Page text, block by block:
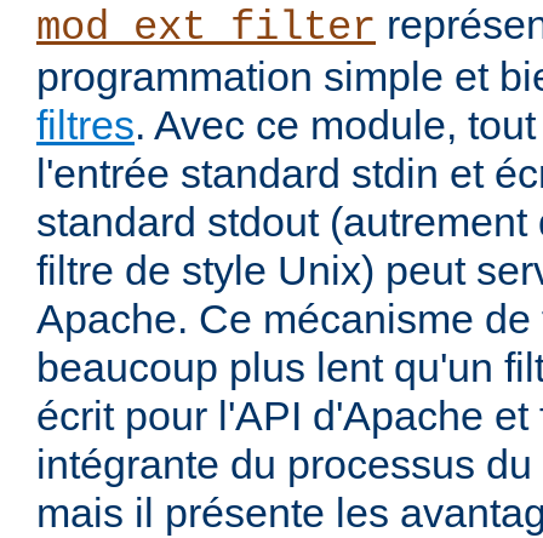
mod_ext_filter
programmation simple et
filtres. Avec ce module,
l'entrée standard stdin et
standard stdout
filtre de style Unix) peut
Apache. Ce mécanisme de
beaucoup plus lent qu'un
écrit pour l'API d'Apache et
intégrante du processus
mais il présente les